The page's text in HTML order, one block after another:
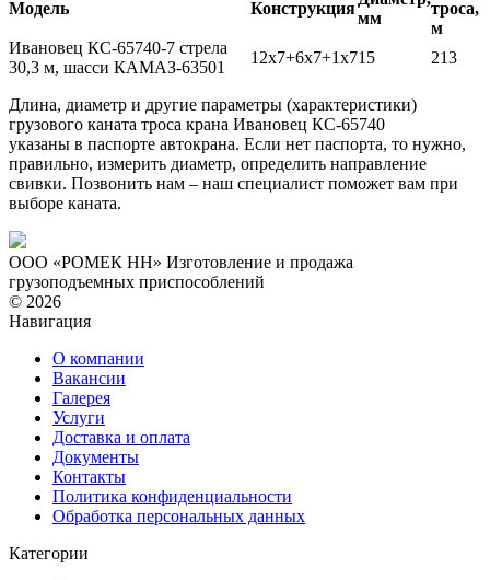
Модель Конструкция
мм
троса,
м
Ивановец КС-65740-7 стрела
30,3 м, шасси КАМАЗ-63501
12х7+6х7+1х715 213
Длина, диаметр и другие параметры (характеристики)
грузового каната троса крана Ивановец КС-65740
указаны в паспорте автокрана. Если нет паспорта, то нужно,
правильно, измерить диаметр, определить направление
свивки. Позвонить нам – наш специалист поможет вам при
выборе каната.
ООО «РОМЕК НН» Изготовление и продажа
грузоподъемных приспособлений
© 2026
Навигация
О компании
Вакансии
Галерея
Услуги
Доставка и оплата
Документы
Контакты
Политика конфиденциальности
Обработка персональных данных
Категории